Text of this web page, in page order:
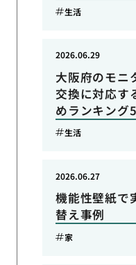
生活
大阪府のモニ
交換に対応す
めランキング
2026.06.29
生活
機能性壁紙で
替え事例
2026.06.27
家